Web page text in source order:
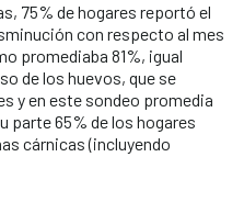
75% de hogares reportó el
con respecto al mes
promediaba 81%, igual
de los huevos, que se
y en este sondeo promedia
parte 65% de los hogares
cárnicas (incluyendo